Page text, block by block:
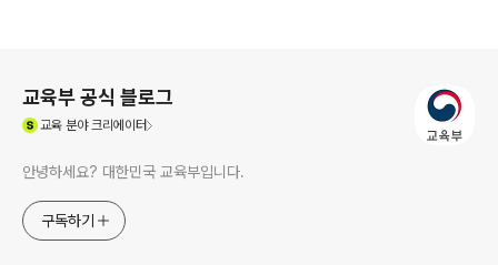
교육부 공식 블로그
교육분야 크리에이터
안녕하세요? 대한민국 교육부입니다.
구독하기